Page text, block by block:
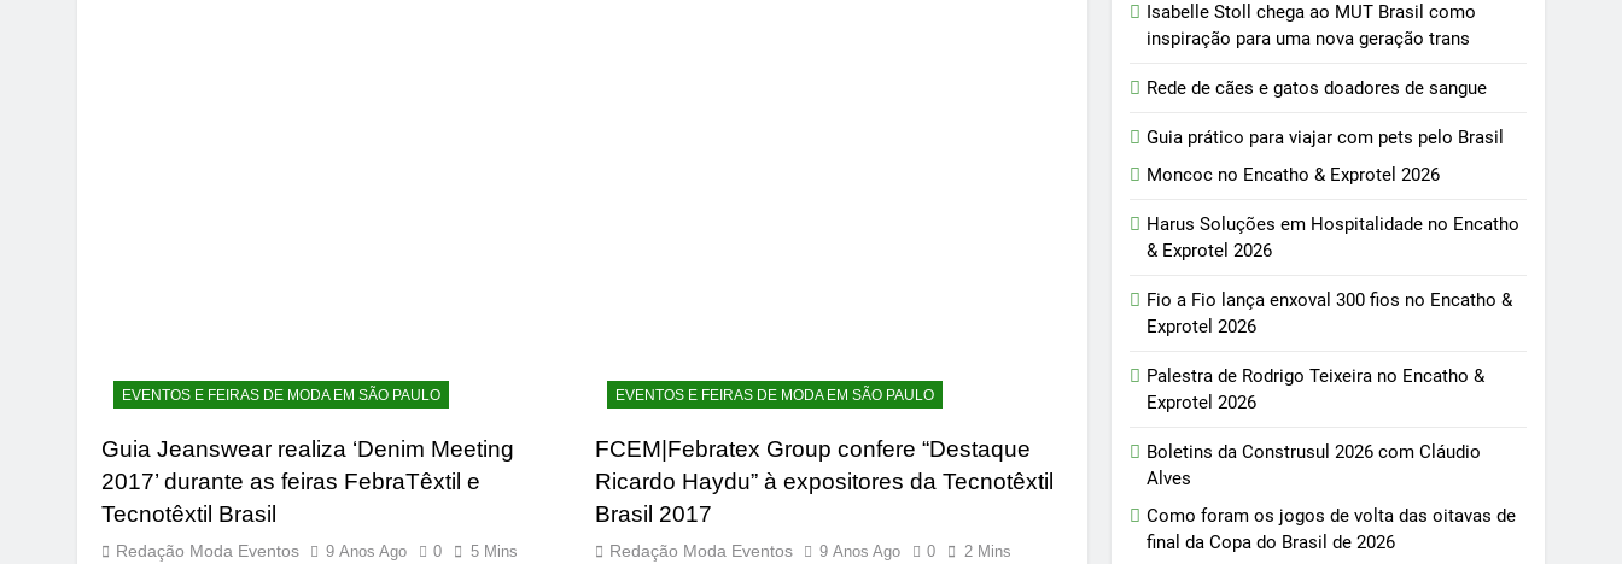
EVENTOS E FEIRAS DE MODA EM SÃO PAULO
Guia Jeanswear realiza ‘Denim Meeting
2017’ durante as feiras FebraTêxtil e
Tecnotêxtil Brasil
Redação Moda Eventos 9 Anos Ago 0 5 Mins
EVENTOS E FEIRAS DE MODA EM SÃO PAULO
FCEM|Febratex Group confere “Destaque
Ricardo Haydu” à expositores da Tecnotêxtil
Brasil 2017
Redação Moda Eventos 9 Anos Ago 0 2 Mins
Isabelle Stoll chega ao MUT Brasil como
inspiração para uma nova geração trans
Rede de cães e gatos doadores de sangue
Guia prático para viajar com pets pelo Brasil
Moncoc no Encatho & Exprotel 2026
Harus Soluções em Hospitalidade no Encatho
& Exprotel 2026
Fio a Fio lança enxoval 300 fios no Encatho &
Exprotel 2026
Palestra de Rodrigo Teixeira no Encatho &
Exprotel 2026
Boletins da Construsul 2026 com Cláudio
Alves
Como foram os jogos de volta das oitavas de
final da Copa do Brasil de 2026